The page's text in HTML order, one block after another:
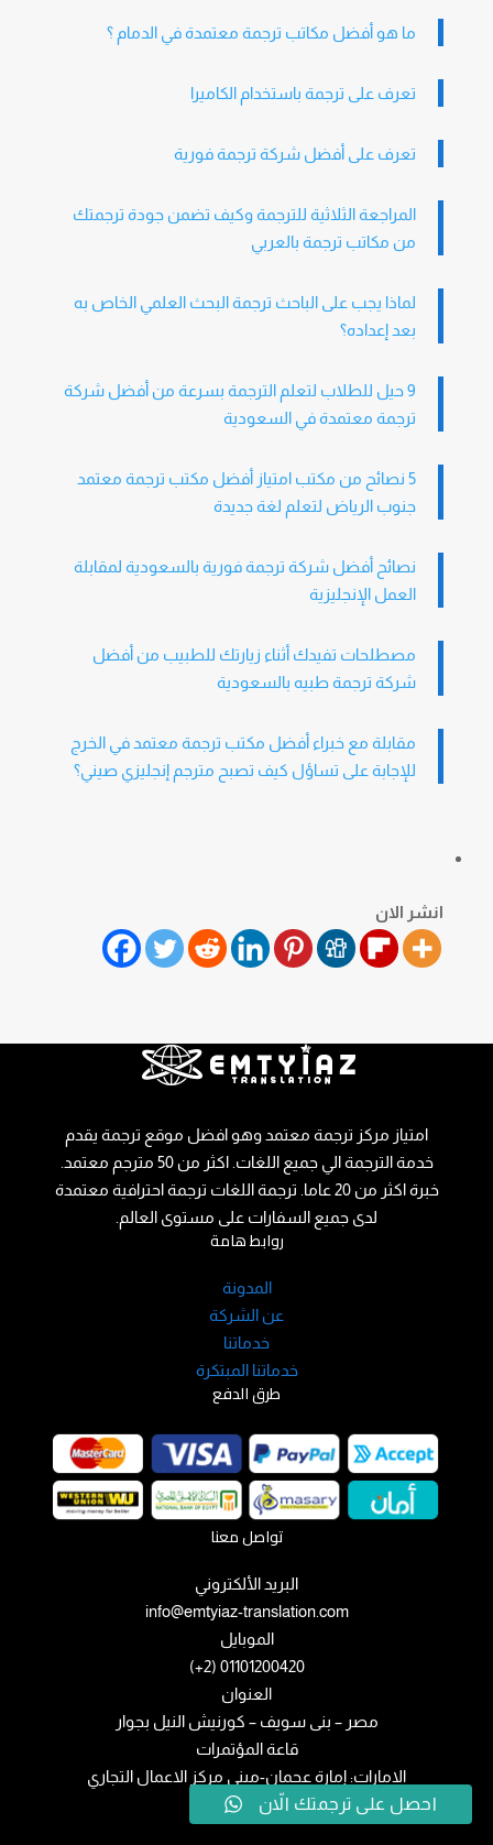
ما هو أفضل مكاتب ترجمة معتمدة في الدمام ؟
تعرف على ترجمة باستخدام الكاميرا
تعرف على أفضل شركة ترجمة فورية
المراجعة الثلاثية للترجمة وكيف تضمن جودة ترجمتك
من مكاتب ترجمة بالعربي
لماذا يجب على الباحث ترجمة البحث العلمي الخاص به
بعد إعداده؟
9 حيل للطلاب لتعلم الترجمة بسرعة من أفضل شركة
ترجمة معتمدة في السعودية
5 نصائح من مكتب امتياز أفضل مكتب ترجمة معتمد
جنوب الرياض لتعلم لغة جديدة
نصائح أفضل شركة ترجمة فورية بالسعودية لمقابلة
العمل الإنجليزية
مصطلحات تفيدك أثناء زيارتك للطبيب من أفضل
شركة ترجمة طبيه بالسعودية
مقابلة مع خبراء أفضل مكتب ترجمة معتمد في الخرج
للإجابة على تساؤل كيف تصبح مترجم إنجليزي صيني؟
انشر الان
تواصل معنا
البريد الألكتروني
info@emtyiaz-translation.com
الموبايل
01101200420 (2+)
العنوان
مصر – بنى سويف – كورنيش النيل بجوار
قاعة المؤتمرات
الامارات: إمارة عجمان-مبني مركز الاعمال التجاري
طرق الدفع
روابط هامة
المدونة
عن الشركة
خدماتنا
خدماتنا المبتكرة
امتياز مركز ترجمة معتمد وهو افضل موقع ترجمة يقدم
خدمة الترجمة الي جميع اللغات. اكثر من 50 مترجم معتمد.
خبرة اكثر من 20 عاما. ترجمة اللغات ترجمة احترافية معتمدة
لدى جميع السفارات على مستوى العالم.
احصل على ترجمتك الاّن